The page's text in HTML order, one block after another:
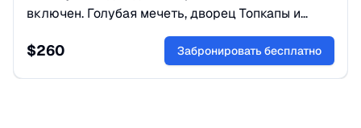
включен. Голубая мечеть, дворец Топкапы и
Гранд-Базар с лучшими гидами. Подарите себе
смену декораций!
$260 Забронировать бесплатно